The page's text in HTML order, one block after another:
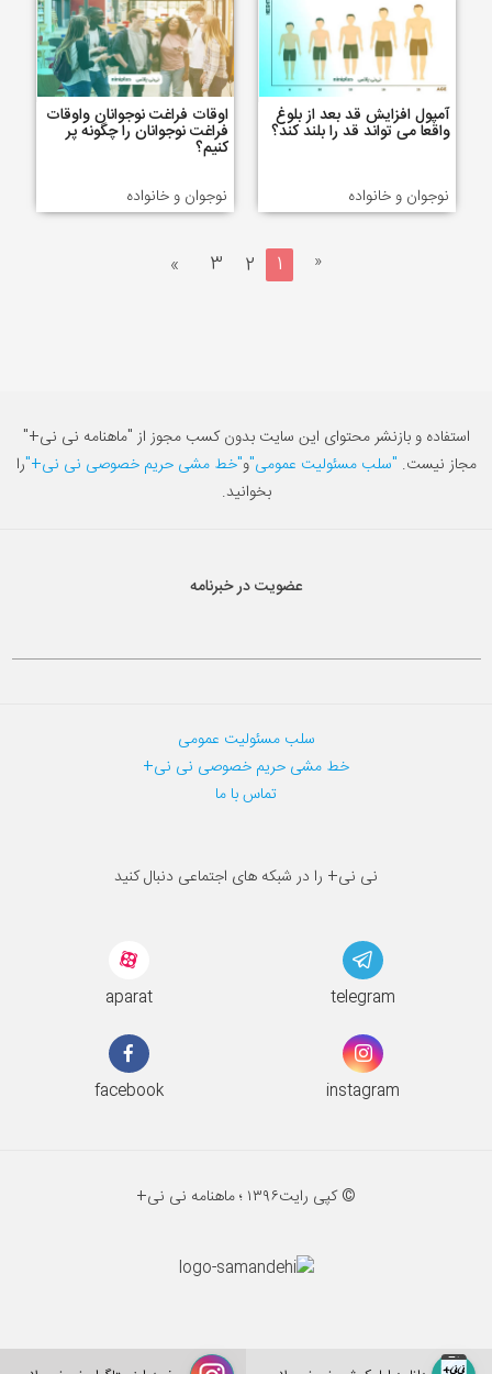
آمپول افزایش قد بعد از بلوغ
واقعا می تواند قد را بلند کند؟
نوجوان و خانواده
اوقات فراغت نوجوانان واوقات
فراغت نوجوانان را چگونه پر
کنیم؟
نوجوان و خانواده
«
1
2
3
»
استفاده و بازنشر محتوای این سایت بدون کسب مجوز از "ماهنامه نی نی+"
مجاز نیست. "سلب مسئولیت عمومی"و"خط مشی حریم خصوصی نی نی+"را
بخوانید.
عضویت در خبرنامه
سلب مسئولیت عمومی
خط مشی حریم خصوصی نی نی+
تماس با ما
نی نی+ را در شبکه های اجتماعی دنبال کنید
aparat telegram
facebook instagram
© کپی رایت۱۳۹۶ ؛ ماهنامه نی نی+